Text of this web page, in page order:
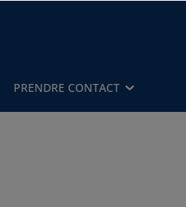
PRENDRE CONTACT